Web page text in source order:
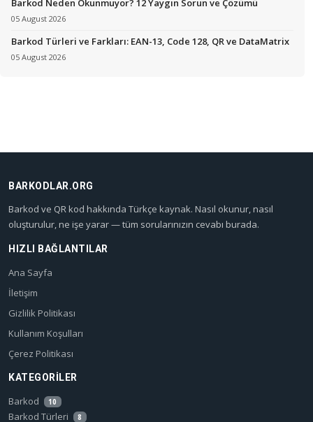
Barkod Neden Okunmuyor? 12 Yaygın Sorun ve Çözümü
05 August 2026
Barkod Türleri ve Farkları: EAN-13, Code 128, QR ve DataMatrix
05 August 2026
BARKODLAR.ORG
Barkod ve QR kod hakkında Türkçe kaynak. Nasıl okunur, nasıl
oluşturulur, ne işe yarar — tüm sorularınızın cevabı burada.
HIZLI BAĞLANTILAR
Ana Sayfa
İletişim
Gizlilik Politikası
Kullanım Koşulları
Çerez Politikası
KATEGORILER
Barkod 10
Barkod Türleri 8